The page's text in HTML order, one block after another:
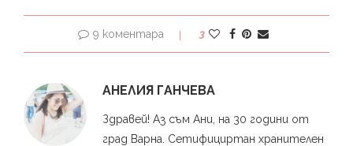
9 коментара 3
АНЕЛИЯ ГАНЧЕВА
Здравей! Аз съм Ани, на 30 години от
град Варна. Сетифициртан хранителен